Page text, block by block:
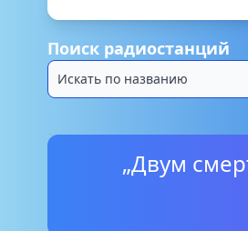
Поиск радиостанций
„Двум